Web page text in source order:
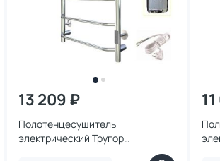
13 209 ₽
Полотенцесушитель
электрический Тругор